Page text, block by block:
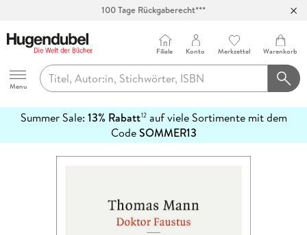
Hugendubel
Menu
Filiale Konto Merkzettel Warenkorb
Summer Sale: 13% Rabatt12auf viele Sortimente mit dem
CodeSOMMER13
erfahren